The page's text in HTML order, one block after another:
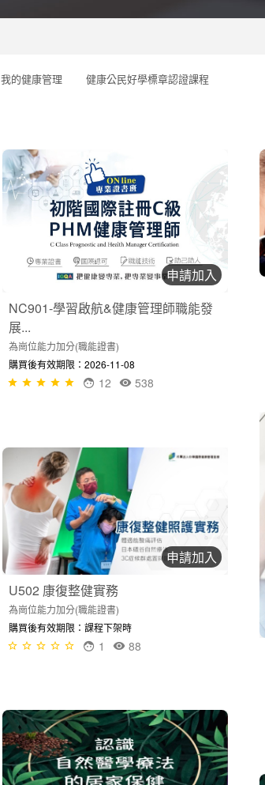
我的健康管理
健康公民好學標章認證課程
申請加入
NC901-學習啟航&健康管理師職能發
展...
為崗位能力加分(職能證書)
購買後有效期限：2026-11-08
538
12
申請加入
U502 康復整健實務
為崗位能力加分(職能證書)
購買後有效期限：課程下架時
88
1